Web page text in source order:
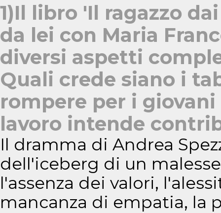
1)Il libro 'Il ragazzo
da lei con Maria
diversi aspetti
Quali crede siano i
rompere per i
lavoro intende
Il dramma di Andrea
dell'iceberg di un
l'assenza dei valori,
mancanza di empatia, la